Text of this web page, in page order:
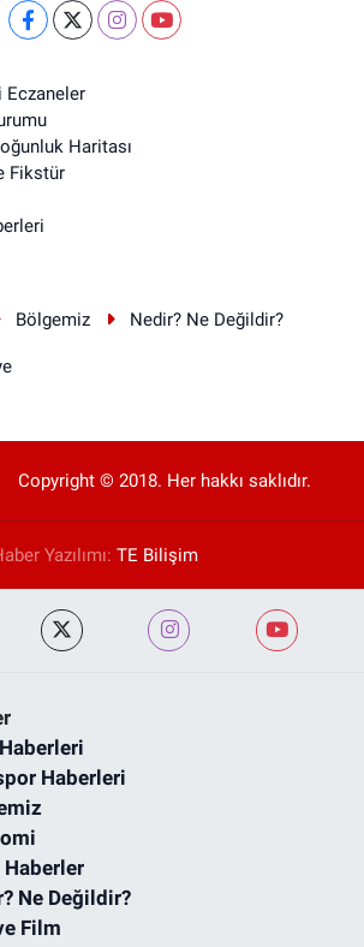
Eczaneler
Haritası
Fikstür
Bölgemiz Nedir? Ne Değildir?
Copyright © 2018. Her hakkı saklıdır.
Yazılımı: TE Bilişim
Haberleri
Haberler
Ne Değildir?
Film